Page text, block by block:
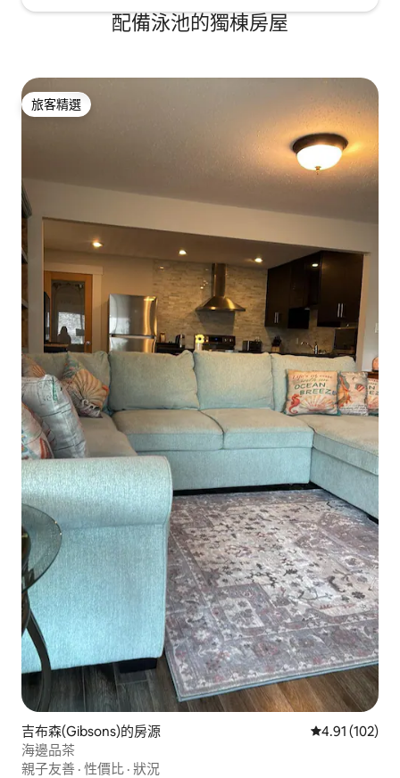
配備泳池的獨棟房屋
旅客精選
旅客精選
吉布森(Gibsons)的房源 從 102 則評價
4.91 (102)
海邊品茶
親子友善 · 性價比 · 狀況